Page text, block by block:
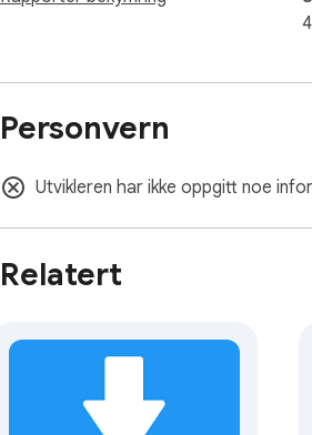
Personvern
Utvikleren har ikke oppgitt noe
Relatert